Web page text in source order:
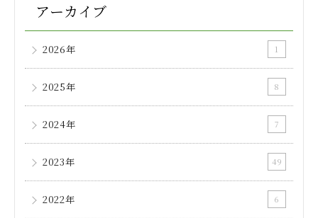
アーカイブ
2026年 1
2025年 8
2024年 7
2023年 49
2022年 6